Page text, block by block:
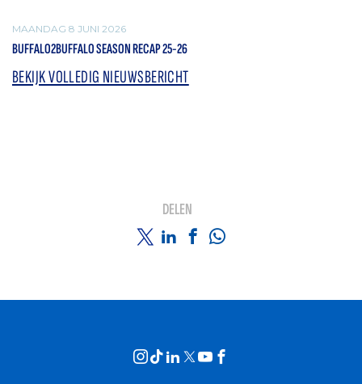
MAANDAG 8 JUNI 2026
BUFFALO2BUFFALO SEASON RECAP 25-26
BEKIJK VOLLEDIG NIEUWSBERICHT
DELEN